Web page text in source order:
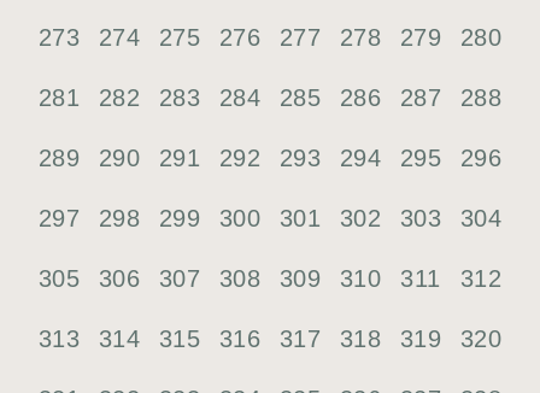
273 274 275 276 277 278 279 280
281 282 283 284 285 286 287 288
289 290 291 292 293 294 295 296
297 298 299 300 301 302 303 304
305 306 307 308 309 310 311 312
313 314 315 316 317 318 319 320